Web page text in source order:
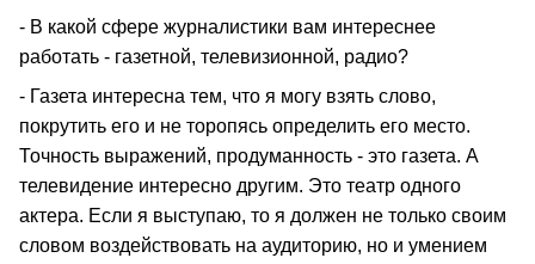
- В какой сфере журналистики вам интереснее
работать - газетной, телевизионной, радио?
- Газета интересна тем, что я могу взять слово,
покрутить его и не торопясь определить его место.
Точность выражений, продуманность - это газета. А
телевидение интересно другим. Это театр одного
актера. Если я выступаю, то я должен не только своим
словом воздействовать на аудиторию, но и умением